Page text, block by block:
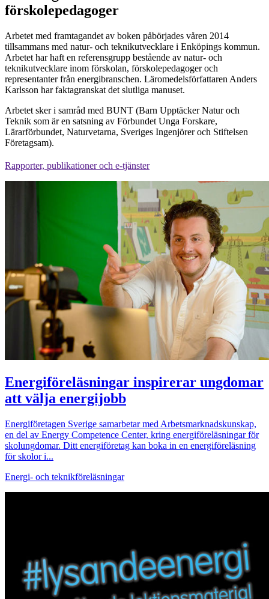
förskolepedagoger
Arbetet med framtagandet av boken påbörjades våren 2014
tillsammans med natur- och teknikutvecklare i Enköpings kommun.
Arbetet har haft en referensgrupp bestående av natur- och
teknikutvecklare inom förskolan, förskolepedagoger och
representanter från energibranschen. Läromedelsförfattaren Anders
Karlsson har faktagranskat det slutliga manuset.
Arbetet sker i samråd med BUNT (Barn Upptäcker Natur och
Teknik som är en satsning av Förbundet Unga Forskare,
Lärarförbundet, Naturvetarna, Sveriges Ingenjörer och Stiftelsen
Företagsam).
Rapporter, publikationer och e-tjänster
Energiföreläsningar inspirerar ungdomar
att välja energijobb
Energiföretagen Sverige samarbetar med Arbetsmarknadskunskap,
en del av Energy Competence Center, kring energiföreläsningar för
skolungdomar. Ditt energiföretag kan boka in en energiföreläsning
för skolor i...
Energi- och teknikföreläsningar